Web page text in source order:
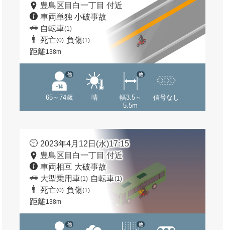
豊島区目白一丁目 付近
車両単独 小破事故
自転車(1)
死亡(0) 負傷(1)
距離138m
65～74歳
他
晴
幅3.5～
5.5m
他
信号なし
2023年4月12日(水)17:15
豊島区目白一丁目 付近
車両相互 大破事故
大型乗用車(1) 自転車(1)
死亡(0) 負傷(1)
距離138m
他 他